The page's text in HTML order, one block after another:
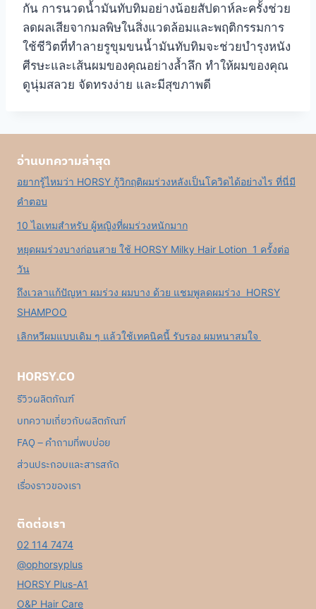
กัน การนวดน้ำมันทับทิมอย่างน้อยสัปดาห์ละครั้งช่วย
ลดผลเสียจากมลพิษในสิ่งแวดล้อมและพฤติกรรมการ
ใช้ชีวิตที่ทำลายรูขุมขนน้ำมันทับทิมจะช่วยบำรุงหนัง
ศีรษะและเส้นผมของคุณอย่างล้ำลึก ทำให้ผมของคุณ
ดูนุ่มสลวย จัดทรงง่าย และมีสุขภาพดี
อ่านบทความล่าสุด
อยากรู้ไหมว่า HORSY กู้วิกฤติผมร่วงหลังเป็นโควิดได้อย่างไร ที่นี่มี
คำตอบ
10 ไอเทมสำหรับ ผู้หญิงที่ผมร่วงหนักมาก
หยุดผมร่วงบางก่อนสาย ใช้ HORSY Milky Hair Lotion 1 ครั้งต่อ
วัน
ถึงเวลาแก้ปัญหา ผมร่วง ผมบาง ด้วย แชมพูลดผมร่วง HORSY
SHAMPOO
เลิกหวีผมแบบเดิม ๆ แล้วใช้เทคนิคนี้ รับรอง ผมหนาสมใจ
HORSY.CO
รีวิวผลิตภัณฑ์
บทความเกี่ยวกับผลิตภัณฑ์
FAQ – คำถามที่พบบ่อย
ส่วนประกอบและสารสกัด
เรื่องราวของเรา
ติดต่อเรา
02 114 7474
@ophorsyplus
HORSY Plus-A1
O&P Hair Care